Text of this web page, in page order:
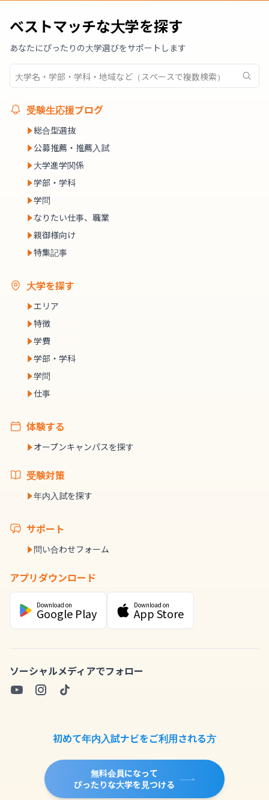
ベストマッチな大学を探す
あなたにぴったりの大学選びをサポートします
受験生応援ブログ
総合型選抜
公募推薦・推薦入試
大学進学関係
学部・学科
学問
なりたい仕事、職業
親御様向け
特集記事
大学を探す
エリア
特徴
学費
学部・学科
学問
仕事
体験する
オープンキャンパスを探す
受験対策
年内入試を探す
サポート
問い合わせフォーム
アプリダウンロード
Download on
Google Play
Download on
App Store
ソーシャルメディアでフォロー
初めて年内入試ナビをご利用される方
無料会員になって
ぴったりな大学を見つける